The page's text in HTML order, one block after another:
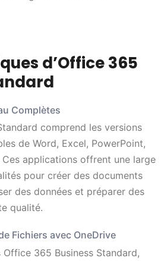
d’Office 365
Complètes
comprend les versions
de Word, Excel, PowerPoint,
Ces applications offrent une large
pour créer des documents
des données et préparer des
qualité.
Fichiers avec OneDrive
Office 365 Business Standard,